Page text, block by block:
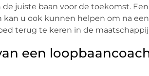
juiste baan voor de toekomst. Een
kan u ook kunnen helpen om na een
terug te keren in de
een